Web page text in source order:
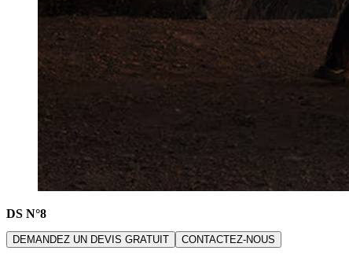
DS N°8
DEMANDEZ UN DEVIS GRATUIT CONTACTEZ-NOUS